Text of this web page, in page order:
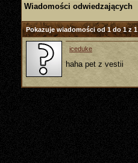
Wiadomości odwiedzających
Pokazuje wiadomości od 1 do1z1
iceduke
haha pet z vestii